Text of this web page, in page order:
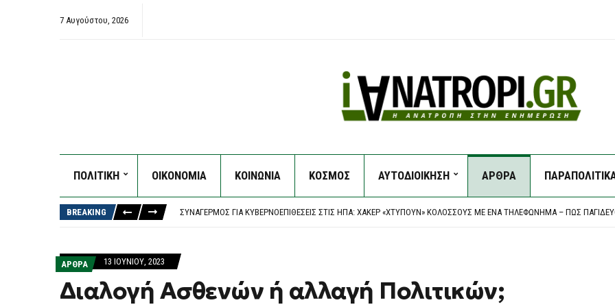
7 Αυγούστου, 2026
ΠΟΛΙΤΙΚΗ ΟΙΚΟΝΟΜΙΑ ΚΟΙΝΩΝΙΑ ΚΟΣΜΟΣ ΑΥΤΟΔΙΟΙΚΗΣΗ ΑΡΘΡΑ
BREAKING
ΠΑΟΚ – ΆΝΤΕΡΛΕΧΤ 0-1, EUROPA LEAGUE: “ΣΟΚ” ΣΤΑ 17 ΔΕΥΤΕΡΌΛΕΠΤΑ ΚΑΙ… ΒΟΥΝΌ Η ΡΕΒΆΝΣ ΓΙΑ ΤΟΝ “ΔΙΚΈΦΑΛΟ”
ΣΥΝΑΓΕΡΜΌΣ ΓΙΑ ΚΥΒΕΡΝΟΕΠΙΘΈΣΕΙΣ ΣΤΙΣ ΗΠΑ: ΧΆΚΕΡ «ΧΤΥΠΟΎΝ» ΚΟΛΟΣΣΟΎΣ ΜΕ ΈΝΑ ΤΗΛΕΦΏΝΗΜΑ – ΠΏΣ
ΔΉΜΟΣ ΑΘΗΝΑΊΩΝ: ΣΥΝΕΧΊΖΟΝΤΑΙ ΟΙ ΕΝΤΑΤΙΚΟΊ ΈΛΕΓΧΟΙ ΤΗΣ ΔΗΜΟΤΙΚΉΣ ΑΣΤΥΝΟΜΊΑΣ ΓΙΑ ΤΗΝ ΠΡΟΣΤΑΣΊΑ ΤΟΥ
ΑΡΘΡΑ 13 ΙΟΥΝΊΟΥ, 2023
Διαλογή Ασθενών ή αλλαγή Πολιτικών;